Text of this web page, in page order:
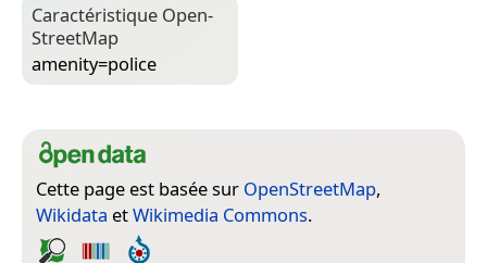
Caractéristique Open­
Street­Map
amenity=­police
Cette page est basée sur OpenStreetMap,
Wikidata etWikimedia Commons.